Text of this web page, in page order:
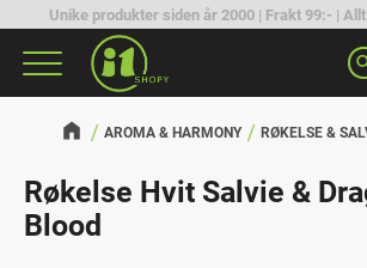
Meny
Unike produkter siden år 2000 | Frakt 99:- |
AROMA & HARMONY RØKELSE &
Røkelse Hvit Salvie &
Blood